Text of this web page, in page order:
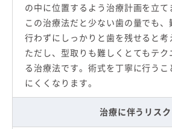
の中に位置するよう治療計画を立て
この治療法だと少ない歯の量でも、
行わずにしっかりと歯を残せると考
ただし、型取りも難しくとてもテク
る治療法です。術式を丁寧に行う
にくくなります。
治療に伴うリスク